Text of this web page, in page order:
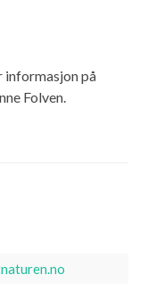
informasjon på
Folven.